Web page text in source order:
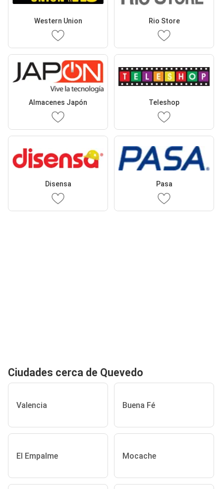
Western Union Rio Store
Almacenes Japón Teleshop
Disensa Pasa
Ciudades cerca de Quevedo
Valencia Buena Fé
El Empalme Mocache